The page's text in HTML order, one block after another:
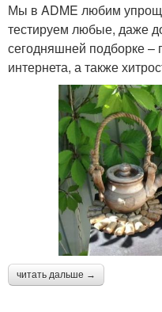
Мы в ADME любим
тестируем любые, даже
сегодняшней подборке
интернета, а также
читать дальше →